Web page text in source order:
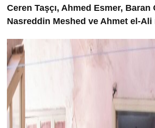
Ceren Taşçı, Ahmed Esmer, Baran
Nasreddin Meshed ve Ahmet el-Ali